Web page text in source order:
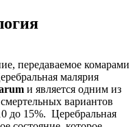
передаваемое комарами
малярия
и является одним из
вариантов
до 15%. Церебральная